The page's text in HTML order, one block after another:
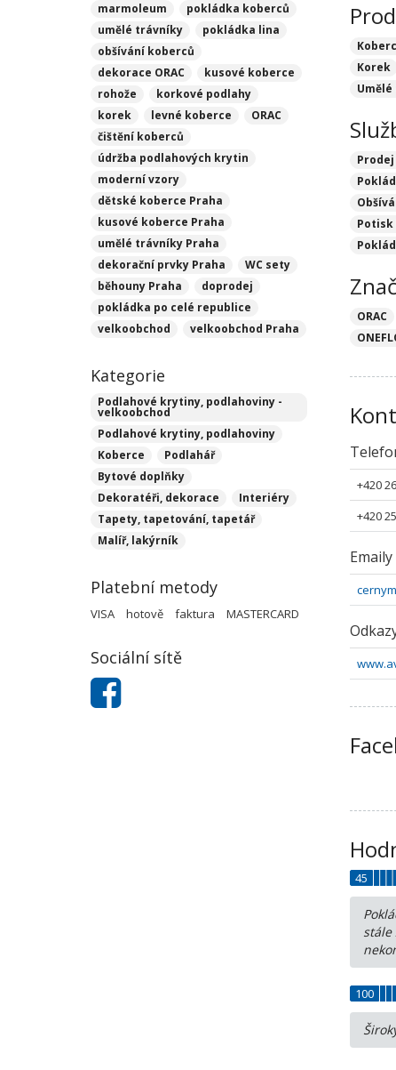
Korek
Potisk
ORAC
+420
+420
Emaily
45
stále
100
marmoleum
pokládka koberců
umělé trávníky
pokládka lina
obšívání koberců
dekorace ORAC
kusové koberce
rohože
korkové podlahy
korek
levné koberce
ORAC
čištění koberců
údržba podlahových krytin
moderní vzory
dětské koberce Praha
kusové koberce Praha
umělé trávníky Praha
dekorační prvky Praha
WC sety
běhouny Praha
doprodej
pokládka po celé republice
velkoobchod
velkoobchod Praha
Kategorie
Podlahové krytiny, podlahoviny -
velkoobchod
Podlahové krytiny, podlahoviny
Koberce
Podlahář
Bytové doplňky
Dekoratéři, dekorace
Interiéry
Tapety, tapetování, tapetář
Malíř, lakýrník
Platební metody
VISA hotově faktura MASTERCARD
Sociální sítě